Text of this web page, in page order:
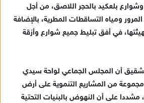
وشوارع بلعكيد بالحجر اللاصق، من أجل
ومياه التساقطات المطرية، بالإضافة
في أفق تبليط جميع شوارع وأزقة
أن المجلس الجماعي لواحة سيدي
مجموعة من المشاريع التنموية على أرض
مشددا على أن النهوض بالبنيات التحتية